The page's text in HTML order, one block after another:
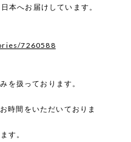
本へお届けしています。
7260588
を扱っております。
時間をいただいておりま
す。